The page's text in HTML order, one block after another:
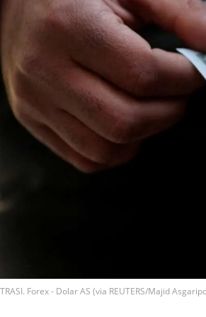
Forex - Dolar AS (via REUTERS/Majid